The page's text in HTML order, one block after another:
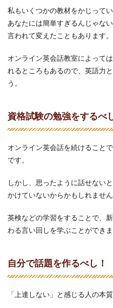
私もいくつかの教材をかじって
あなたには簡単すぎるんじゃな
言われて変えたこともあります。
オンライン英会話教室によって
れるところもあるので、英語力
う。
資格試験の勉強をするべ
オンライン英会話を続けること
です。
しかし、思ったように話せない
かけていないからかもしれません
英検などの学習をすることで、
わる言い回しを学ぶことができま
自分で話題を作るべし！
「上達しない」と感じる人の本